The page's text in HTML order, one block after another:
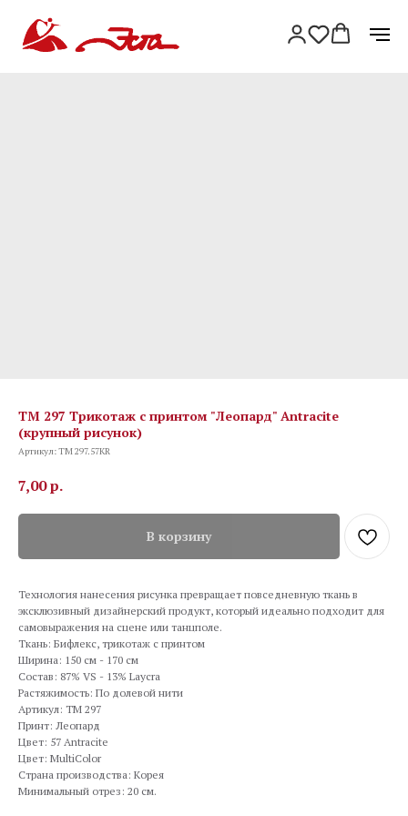
TM 297 Трикотаж с принтом "Леопард" Antracite
(крупный рисунок)
Артикул:TM 297.57KR
7,00р.
В корзину
Технология нанесения рисунка превращает повседневную ткань в
эксклюзивный дизайнерский продукт, который идеально подходит для
самовыражения на сцене или танцполе.
Ткань: Бифлекс, трикотаж с принтом
Ширина: 150 см - 170 см
Состав: 87% VS - 13% Laycra
Растяжимость: По долевой нити
Артикул: TM 297
Принт: Леопард
Цвет: 57 Antracite
Цвет: MultiColor
Страна производства: Корея
Минимальный отрез: 20 см.